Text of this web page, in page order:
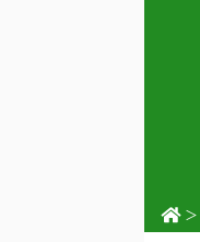
＞